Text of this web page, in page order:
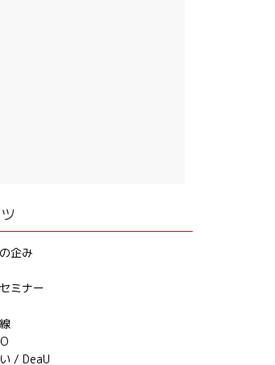
企み
ミナー
/ DeaU